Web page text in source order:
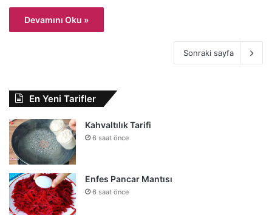
Devamını Oku »
Sonraki sayfa
En Yeni Tarifler
Kahvaltılık Tarifi
6 saat önce
Enfes Pancar Mantısı
6 saat önce